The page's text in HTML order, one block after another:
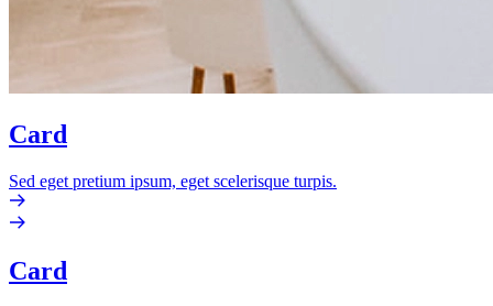
Card
Sed eget pretium ipsum, eget scelerisque turpis.
Card